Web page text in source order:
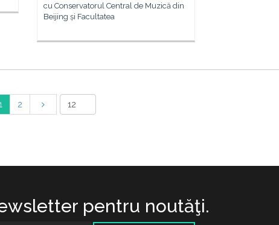
cu Conservatorul Central de Muzică din
Beijing și Facultatea
2
pentru noutăţi.